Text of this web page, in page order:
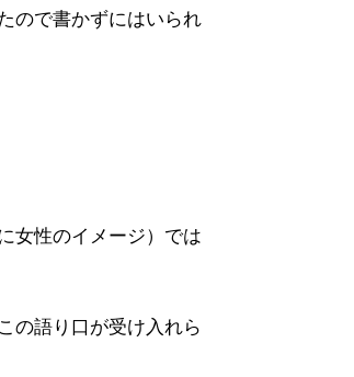
ので書かずにはいられ
女性のイメージ）では
の語り口が受け入れら